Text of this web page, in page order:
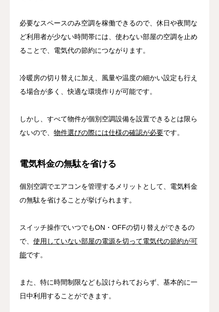
必要なスペースのみ空調を稼働できるので、休日や夜間な
ど利用者が少ない時間帯には、使わない部屋の空調を止め
ることで、電気代の節約につながります。
冷暖房の切り替えに加え、風量や温度の細かい設定も行え
る場合が多く、快適な環境作りが可能です。
しかし、すべて物件が個別空調設備を設置できるとは限ら
ないので、 物件選びの際には仕様の確認が必要です。
電気料金の無駄を省ける
個別空調でエアコンを管理するメリットとして、電気料金
の無駄を省けることが挙げられます。
スイッチ操作でいつでもON・OFFの切り替えができるの
で、 使用していない部屋の電源を切って電気代の節約が可
能です。
また、特に時間制限なども設けられておらず、基本的に一
日中利用することができます。